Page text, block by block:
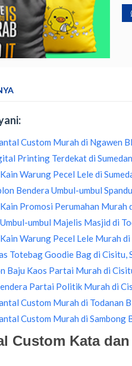
Custom Murah di Ngawen
Printing Terdekat di
Warung Pecel Lele di
Bendera Umbul-umbul
Promosi Perumahan Murah
umbul Majelis Masjid di
Warung Pecel Lele Murah
Totebag Goodie Bag di Cisitu,
Baju Kaos Partai Murah di
Partai Politik Murah di
Custom Murah di Todanan
Custom Murah di Sambong
Custom Kata